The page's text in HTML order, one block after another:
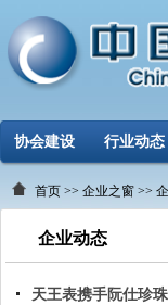
协会建设 行业动态
首页 >> 企业之窗 >>
企业动态
天王表携手阮仕珍